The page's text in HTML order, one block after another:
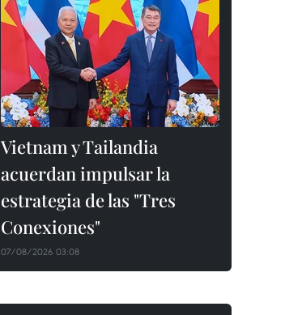
Vietnam y Tailandia
acuerdan impulsar la
estrategia de las "Tres
Conexiones"
07/08/2026 03:08